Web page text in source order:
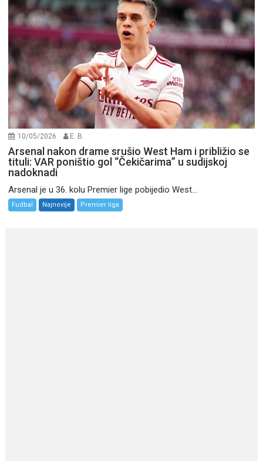
10/05/2026 E. B.
Arsenal nakon drame srušio West Ham i približio se
tituli: VAR poništio gol “Čekičarima” u sudijskoj
nadoknadi
Arsenal je u 36. kolu Premier lige pobijedio West...
Fudbal Najnovije Premier liga